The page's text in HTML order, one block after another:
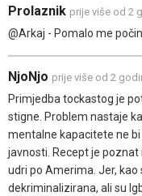
Prolaznik prije više od 2
@Arkaj - Pomalo me
NjoNjo prije više od 2
Primjedba tockastog je
stigne. Problem nastaje
mentalne kapacitete ne
javnosti. Recept je
udri po Amerima. Jer,
dekriminalizirana, ali su